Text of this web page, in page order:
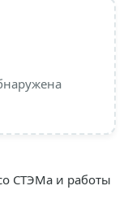
СТЭМа и работы